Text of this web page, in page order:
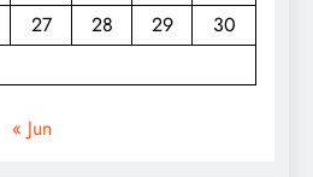
27 28 29
30
« Jun